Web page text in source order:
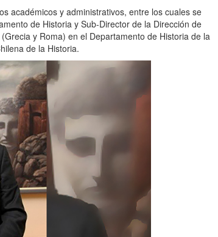
académicos y administrativos, entre los cuales se
de Historia y Sub-Director de la Dirección de
y Roma) en el Departamento de Historia de la
de la Historia.